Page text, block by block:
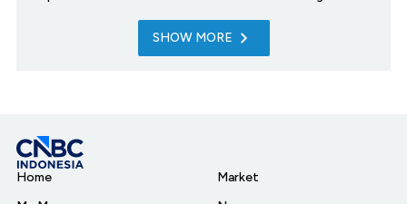
SHOW MORE
Home
Market